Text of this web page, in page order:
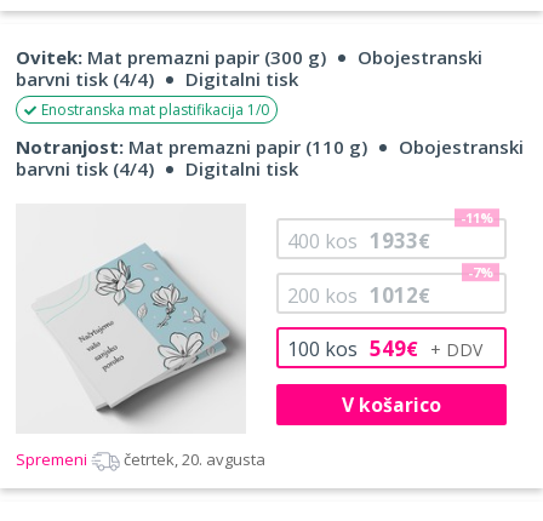
Ovitek: Mat premazni papir (300 g)
Obojestranski
barvni tisk (4/4)
Digitalni tisk
Enostranska mat plastifikacija 1/0
Notranjost: Mat premazni papir (110 g)
Obojestranski
barvni tisk (4/4)
Digitalni tisk
100 kos 549€
200 kos 1012€
-7%
400 kos 1933€
-11%
V košarico
Spremeni četrtek, 20. avgusta